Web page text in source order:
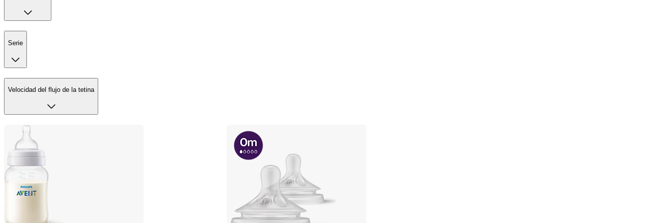
Serie
Velocidad del flujo de la tetina